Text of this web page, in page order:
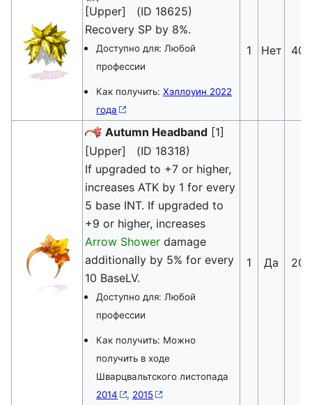
[Upper] (ID 18625)
Recovery SP by 8%.
Доступно для: Любой
профессии
Как получить:Хэллоуин 2022
года
1 Нет 40
Autumn Headband [1]
[Upper] (ID 18318)
If upgraded to +7 or higher,
increases ATK by 1 for every
5 base INT. If upgraded to
+9 or higher, increases
Arrow Shower damage
additionally by 5% for every
10 BaseLV.
Доступно для: Любой
профессии
Как получить: Можно
получить в ходе
Шварцвальтского листопада
2014
, 2015
1 Да 20